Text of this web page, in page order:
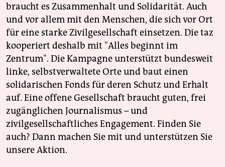
braucht es Zusammenhalt und Solidarität. Auch
und vor allem mit den Menschen, die sich vor Ort
für eine starke Zivilgesellschaft einsetzen. Die taz
kooperiert deshalb mit "Alles beginnt im
Zentrum". Die Kampagne unterstützt bundesweit
linke, selbstverwaltete Orte und baut einen
solidarischen Fonds für deren Schutz und Erhalt
auf. Eine offene Gesellschaft braucht guten, frei
zugänglichen Journalismus – und
zivilgesellschaftliches Engagement. Finden Sie
auch? Dann machen Sie mit und unterstützen Sie
unsere Aktion.